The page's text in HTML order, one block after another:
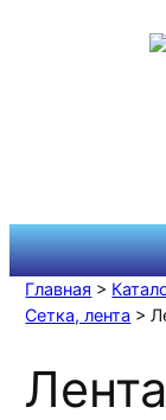
Главная >
Сетка, лента >